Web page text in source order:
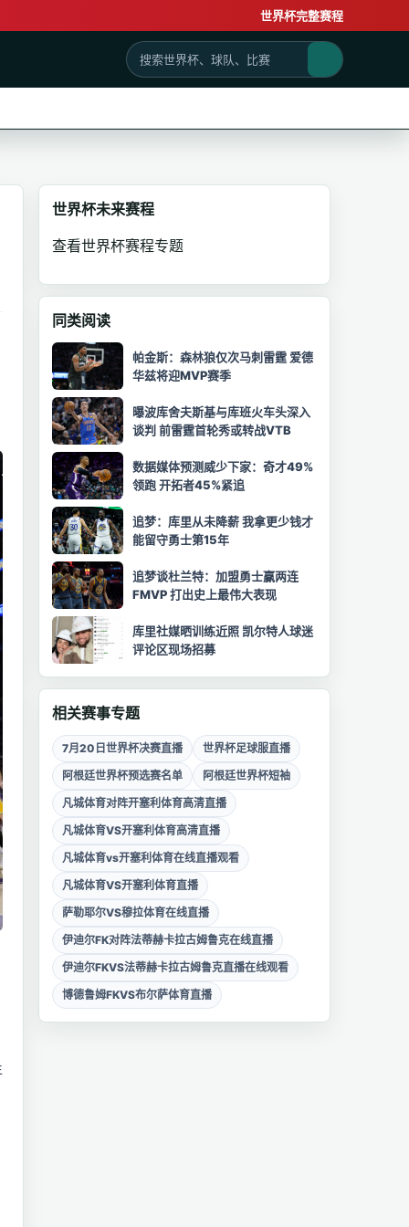
世界杯完整赛程
世界杯未来赛程
查看世界杯赛程专题
同类阅读
帕金斯：森林狼仅次马刺雷霆 爱德
华兹将迎MVP赛季
曝波库舍夫斯基与库班火车头深入
谈判 前雷霆首轮秀或转战VTB
数据媒体预测威少下家：奇才49%
领跑 开拓者45%紧追
追梦：库里从未降薪 我拿更少钱才
能留守勇士第15年
追梦谈杜兰特：加盟勇士赢两连
FMVP 打出史上最伟大表现
库里社媒晒训练近照 凯尔特人球迷
评论区现场招募
相关赛事专题
7月20日世界杯决赛直播
世界杯足球服直播
阿根廷世界杯预选赛名单
阿根廷世界杯短袖
凡城体育对阵开塞利体育高清直播
凡城体育VS开塞利体育高清直播
凡城体育vs开塞利体育在线直播观看
凡城体育VS开塞利体育直播
萨勒耶尔VS穆拉体育在线直播
伊迪尔FK对阵法蒂赫卡拉古姆鲁克在线直播
伊迪尔FKVS法蒂赫卡拉古姆鲁克直播在线观看
博德鲁姆FKVS布尔萨体育直播